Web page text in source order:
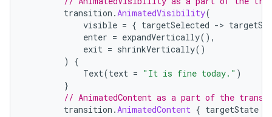
transition .AnimatedVisibility(
visible = { targetSelected ->
enter = expandVertically(),
exit = shrinkVertically()
)
{
Text(text = "It is fine today." )
}
// AnimatedContent as a part of the
transition .AnimatedContent { targetState